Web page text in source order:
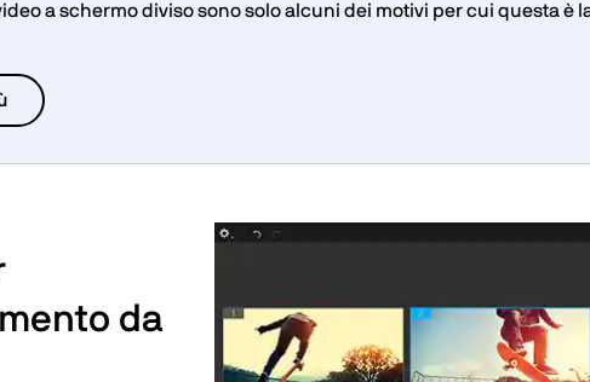
a schermo diviso sono solo alcuni dei motivi per cui questa è
da